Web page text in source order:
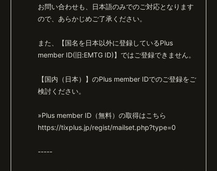
お問い合わせも、日本語のみでのご対応となります
ので、あらかじめご了承ください。
また、【国名を日本以外に登録しているPlus
member ID(旧:EMTG ID)】ではご登録できません。
【国内（日本）】のPlus member IDでのご登録をご
検討ください。
»Plus member ID（無料）の取得はこちら
https://tixplus.jp/regist/mailset.php?type=0
-----